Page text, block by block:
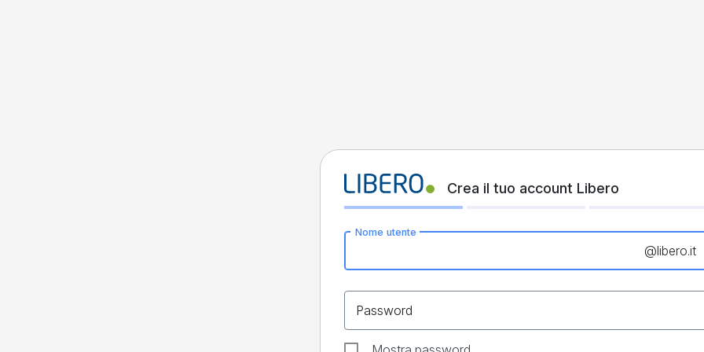
Crea il tuo account Libero
Nome utente
@libero.it
Password